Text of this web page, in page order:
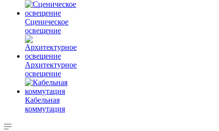
Сценическое
освещение
Архитектурное
освещение
Кабельная
коммутация